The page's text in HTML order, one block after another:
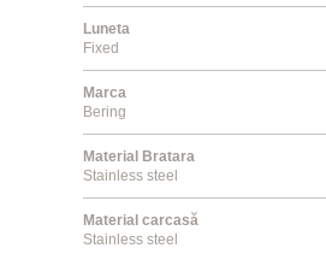
Luneta
Fixed
Marca
Bering
Material Bratara
Stainless steel
Material carcasă
Stainless steel